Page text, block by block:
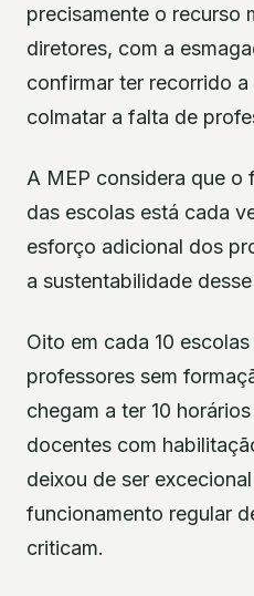
precisamente o recurso
diretores, com a
confirmar ter recorrido
colmatar a falta de
A MEP considera que o
das escolas está cada
esforço adicional dos
a sustentabilidade
Oito em cada 10
professores sem
chegam a ter 10
docentes com
deixou de ser
funcionamento regular
criticam.